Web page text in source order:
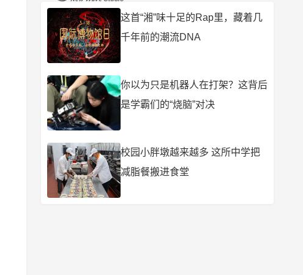
这首“湘”味十足的Rap里，藏着几
千年前的潮流DNA
你以为只是机器人在打架？这背后
是学霸们的“烧脑”对决
校园小胖墩越来越多 这所中学把
减脂餐搬进食堂